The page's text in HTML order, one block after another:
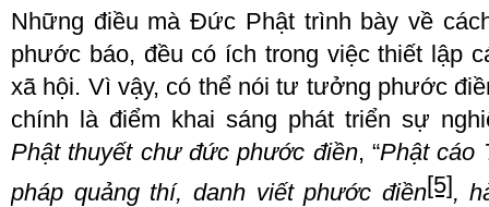
Những điều màĐức Phật trình bày về
phước báo, đều có ích trong việc thiết lập
xã hội. Vì vậy, có thể nói tư tưởng phước
chính là điểm khai sáng phát triển sự
Phật thuyết chư đức phước điền, “Phật cáo
pháp quảng thí, danh viết phước điền[5],